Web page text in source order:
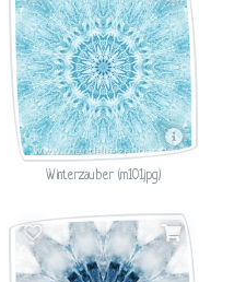
Winterzauber (m101.jpg)